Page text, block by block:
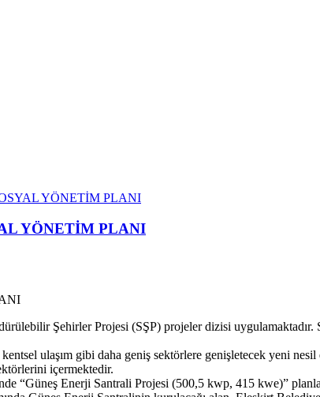
YÖNETİM PLANI
YÖNETİM PLANI
Şehirler Projesi (SŞP) projeler dizisi uygulamaktadır.
ulaşım gibi daha geniş sektörlere genişletecek yeni nesil
içermektedir.
“Güneş Enerji Santrali Projesi (500,5 kwp, 415 kwe)”